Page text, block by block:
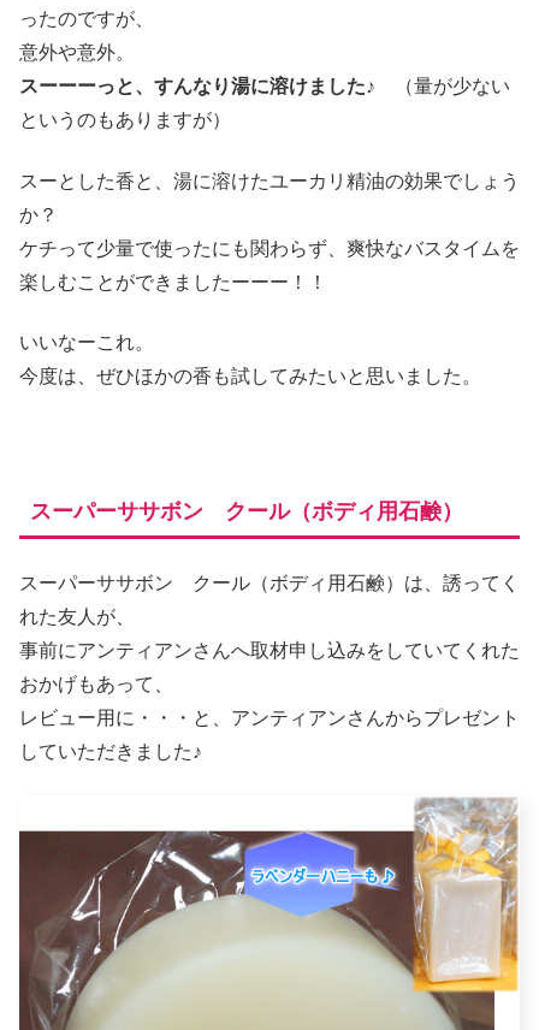
ったのですが、
意外や意外。
スーーーっと、すんなり湯に溶けました♪ （量が少ない
というのもありますが）
スーとした香と、湯に溶けたユーカリ精油の効果でしょう
か？
ケチって少量で使ったにも関わらず、爽快なバスタイムを
楽しむことができましたーーー！！
いいなーこれ。
今度は、ぜひほかの香も試してみたいと思いました。
スーパーササボン クール（ボディ用石鹸）
スーパーササボン クール（ボディ用石鹸）は、誘ってく
れた友人が、
事前にアンティアンさんへ取材申し込みをしていてくれた
おかげもあって、
レビュー用に・・・と、アンティアンさんからプレゼント
していただきました♪